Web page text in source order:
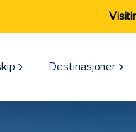
Destinasjoner